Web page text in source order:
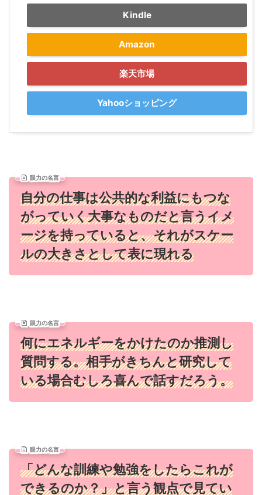
Kindle
Amazon
楽天市場
Yahooショッピング
眼力の名言
自分の仕事は公共的な利益にもつな
がっていく大事なものだと言うイメ
ージを持っていると、それがスケー
ルの大きさとして表に現れる
眼力の名言
何にエネルギーをかけたのか推測し
質問する。相手がきちんと研究して
いる場合むしろ喜んで話すだろう。
眼力の名言
「どんな訓練や勉強をしたらこれが
できるのか？」と言う観点で見てい